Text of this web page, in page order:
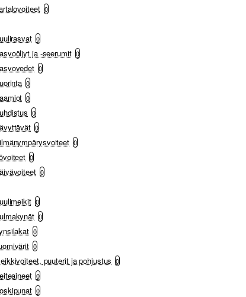
0
0
ja -seerumit 0
0
0
0
0
0
0
0
0
0
0
0
0
puuterit ja pohjustus 0
0
0